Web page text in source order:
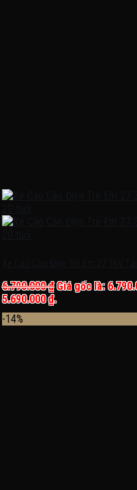
6.790.000₫ Giá gốc là:
5.690.000 ₫.
-14%